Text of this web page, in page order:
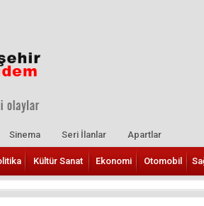
Sinema Seri İlanlar Apartlar
Kültür Sanat Ekonomi Otomobil